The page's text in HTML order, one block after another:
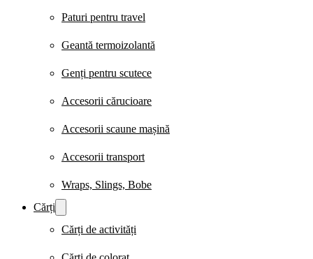
Paturi pentru travel
Geantă termoizolantă
Genți pentru scutece
Accesorii cărucioare
Accesorii scaune mașină
Accesorii transport
Wraps, Slings, Bobe
Cărți
Cărți de activități